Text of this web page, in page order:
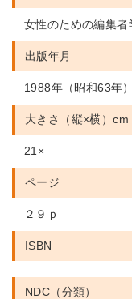
女性のための編集者
出版年月
1988年（昭和63年
大きさ（縦×横）cm
21×
ページ
２９ｐ
ISBN
NDC（分類）